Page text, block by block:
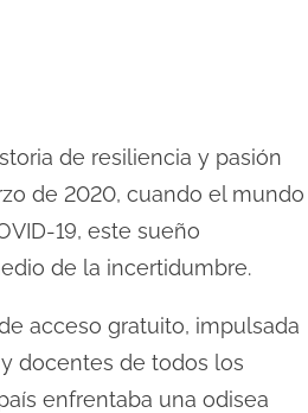
de resiliencia y pasión
de 2020, cuando el mundo
19, este sueño
de la incertidumbre.
acceso gratuito, impulsada
docentes de todos los
enfrentaba una odisea